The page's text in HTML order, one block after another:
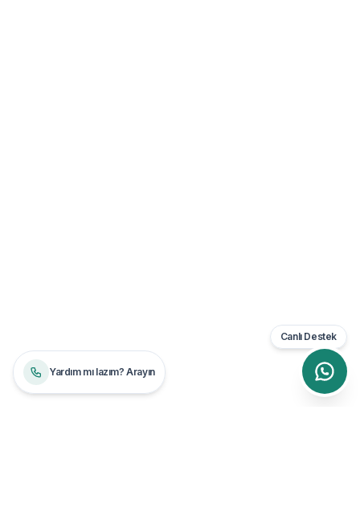
Yardım mı lazım? Arayın
Canlı Destek